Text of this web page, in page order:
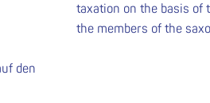
den
taxation on the basis of
the members of the